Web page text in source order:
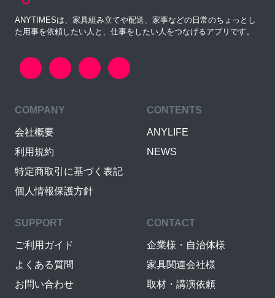
ANYTIMESは、家具組み立てや配送、家事などの日常のちょっとし
た用事を依頼したい人と、仕事をしたい人をつなげるアプリです。
COMPANY
会社概要
利用規約
特定商取引に基づく表記
個人情報保護方針
CONTENTS
ANYLIFE
NEWS
SUPPORT
ご利用ガイド
よくある質問
お問い合わせ
CONTACT
企業様・自治体様
家具関連会社様
取材・講演依頼